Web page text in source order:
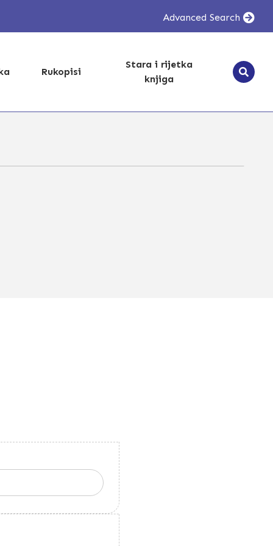
Advanced Search
Rukopisi
Stara i rijetka
knjiga